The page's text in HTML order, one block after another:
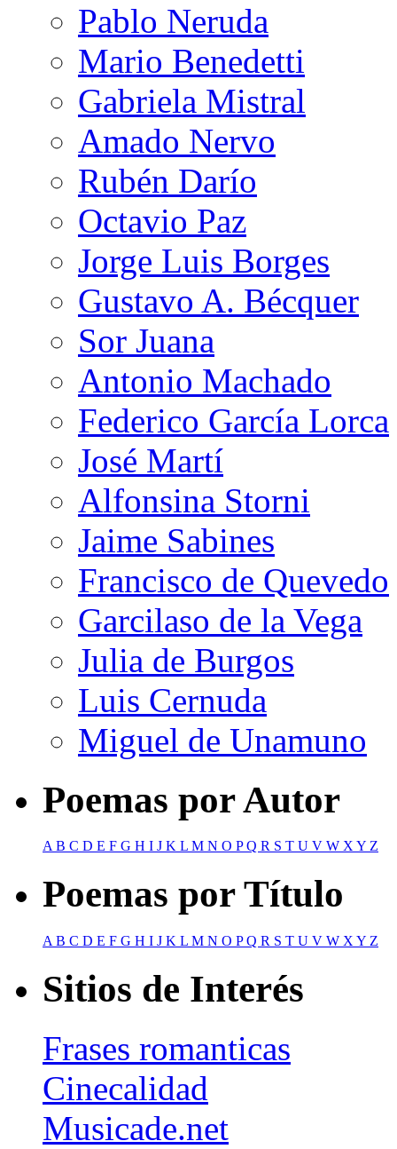
Pablo Neruda
Mario Benedetti
Gabriela Mistral
Amado Nervo
Rubén Darío
Octavio Paz
Jorge Luis Borges
Gustavo A. Bécquer
Sor Juana
Antonio Machado
Federico García Lorca
José Martí
Alfonsina Storni
Jaime Sabines
Francisco de Quevedo
Garcilaso de la Vega
Julia de Burgos
Luis Cernuda
Miguel de Unamuno
Poemas por Autor
AB C D E F G H I J K L M N O PQ R S T U V W XY Z
Poemas por Título
A B C D E F G H I J K L M N O PQ R S T U V W X Y Z
Sitios de Interés
Frases romanticas
Cinecalidad
Musicade.net